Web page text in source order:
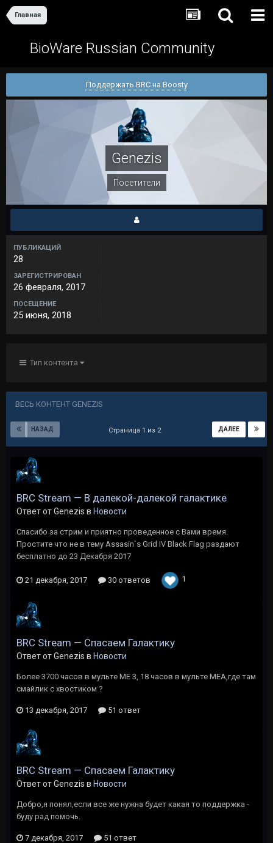
Главная
BioWare Russian Community
Поддержать BRC на Boosty
Genezis
Посетители
ПУБЛИКАЦИЙ
28
ЗАРЕГИСТРИРОВАН
26 февраля, 2017
ПОСЕЩЕНИЕ
25 июня, 2018
Тип контента
ВЕСЬ КОНТЕНТ GENEZIS
НАЗАД ДАЛЕЕ
Страница 1 из 2
BRC Stream — В далекой-далекой галактике
Ответ от Genezis в Новости
Спасибо за стрим и приятно проведенное с Вами время.
Простите что не в тему Assasin`s Grid IV Black Flag раздают
бесплатно до 23 Декабря 2017
21 декабря, 2017 30 ответов 1
BRC Stream — Спасаем Галактику
Ответ от Genezis в Новости
Более 3700 часов в мульте ME 3, 18 часов в мульте МЕА,где там
смайлик с хвостиком ?
13 декабря, 2017 51 ответ
BRC Stream — Спасаем Галактику
Ответ от Genezis в Новости
Добро,я понял,если все же нужна будет какая то поддержка -
буду рад помочь.
7 декабря, 2017 51 ответ